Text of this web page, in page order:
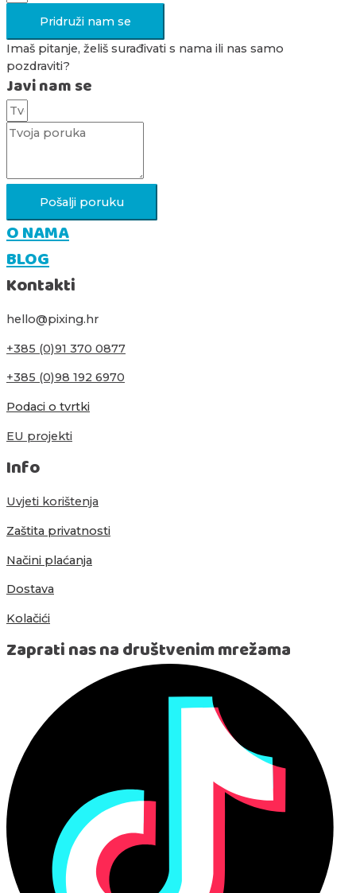
Pridruži nam se
Imaš pitanje, želiš surađivati s nama ili nas samo
pozdraviti?
Javi nam se
Pošalji poruku
O NAMA
BLOG
Kontakti
hello@pixing.hr
+385 (0)91 370 0877
+385 (0)98 192 6970
Podaci o tvrtki
EU projekti
Info
Uvjeti korištenja
Zaštita privatnosti
Načini plaćanja
Dostava
Kolačići
Zaprati nas na društvenim mrežama